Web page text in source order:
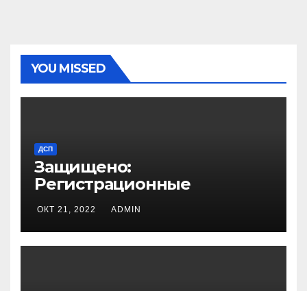
YOU MISSED
ДСП
Защищено:
Регистрационные
ОКТ 21, 2022 ADMIN